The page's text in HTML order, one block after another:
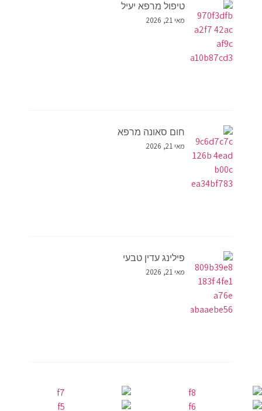
טיפול מרפא יעיל
מאי 21, 2026
חום סאונה מרפא
מאי 21, 2026
פילינג עדין טבעי
מאי 21, 2026